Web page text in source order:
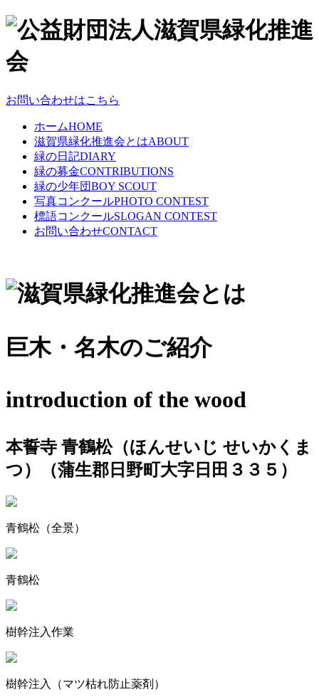
お問い合わせはこちら
ホームHOME
滋賀県緑化推進会とはABOUT
緑の日記DIARY
緑の募金CONTRIBUTIONS
緑の少年団BOY SCOUT
写真コンクールPHOTO CONTEST
標語コンクールSLOGAN CONTEST
お問い合わせCONTACT
巨木・名木のご紹介
introduction of the wood
本誓寺 青鶴松（ほんせいじ せいかくま
つ）
（蒲生郡日野町大字日田３３５）
青鶴松（全景）
青鶴松
樹幹注入作業
樹幹注入（マツ枯れ防止薬剤）